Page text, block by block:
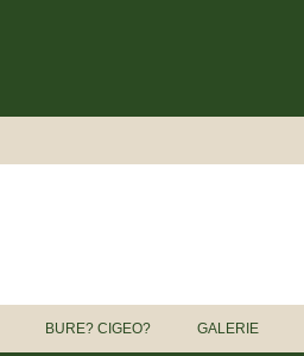
BURE? CIGEO? GALERIE